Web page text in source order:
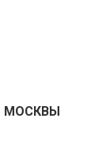
МОСКВЫ